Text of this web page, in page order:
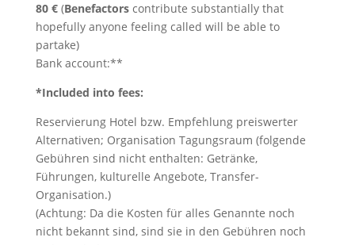
80 €(Benefactorscontribute substantially that
hopefully anyone feeling called will be able to
partake)
Bank account:**
*Included into fees:
Reservierung Hotel bzw. Empfehlung preiswerter
Alternativen; Organisation Tagungsraum (folgende
Gebühren sind nicht enthalten: Getränke,
Führungen, kulturelle Angebote, Transfer-
Organisation.)
(Achtung: Da die Kosten für alles Genannte noch
nicht bekannt sind, sind sie in den Gebühren noch